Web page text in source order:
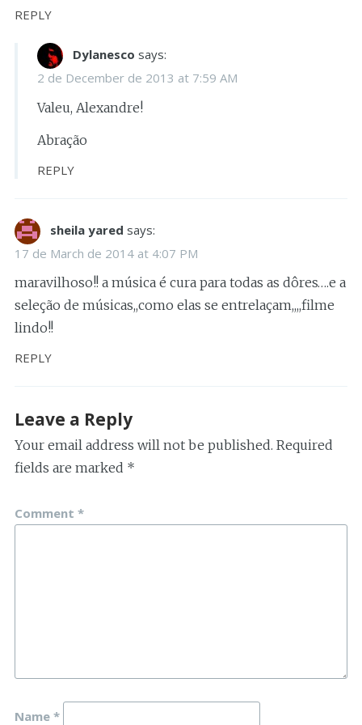
REPLY
Dylanesco says:
2 de December de 2013 at 7:59 AM
Valeu, Alexandre!
Abração
REPLY
sheila yared says:
17 de March de 2014 at 4:07 PM
maravilhoso!! a música é cura para todas as dôres….e a
seleção de músicas,,como elas se entrelaçam,,,,filme
lindo!!
REPLY
Leave a Reply
Your email address will not be published. Required
fields are marked *
Comment *
Name *